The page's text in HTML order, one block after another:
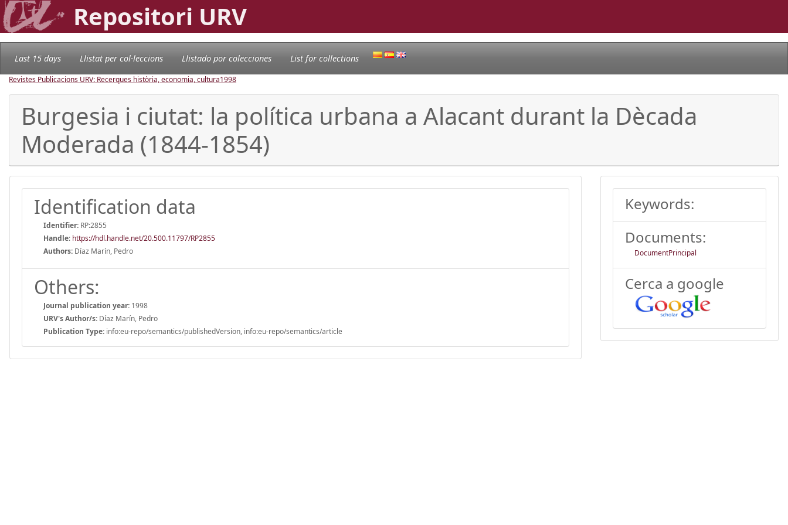
Repositori URV
Last 15 days Llistat per col·leccions Llistado por colecciones List for collections
Revistes Publicacions URV: Recerques història, economia, cultura1998
Burgesia i ciutat: la política urbana a Alacant durant la Dècada
Moderada (1844-1854)
Identification data
Identifier: RP:2855
Handle: https://hdl.handle.net/20.500.11797/RP2855
Authors: Díaz Marín, Pedro
Others:
Journal publication year: 1998
URV's Author/s: Díaz Marín, Pedro
Publication Type: info:eu-repo/semantics/publishedVersion, info:eu-repo/semantics/article
Keywords:
Documents:
DocumentPrincipal
Cerca a google